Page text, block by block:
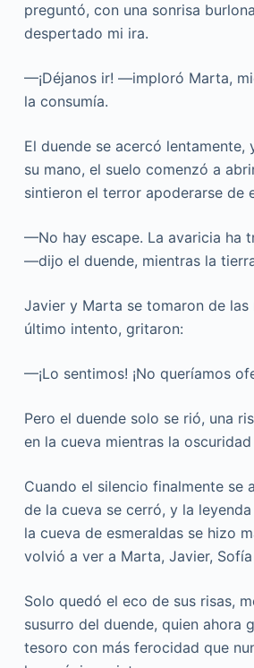
preguntó, con una sonrisa
despertado mi ira.
—¡Déjanos ir! —imploró Marta,
la consumía.
El duende se acercó lentamente,
su mano, el suelo comenzó a
sintieron el terror apoderarse de
—No hay escape. La avaricia ha
—dijo el duende, mientras la
Javier y Marta se tomaron de las
último intento, gritaron:
—¡Lo sentimos! ¡No queríamos
Pero el duende solo se rió, una
en la cueva mientras la
Cuando el silencio finalmente se
de la cueva se cerró, y la
la cueva de esmeraldas se hizo
volvió a ver a Marta, Javier,
Solo quedó el eco de sus risas,
susurro del duende, quien ahora
tesoro con más ferocidad que